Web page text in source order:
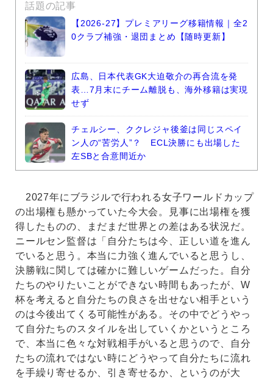
話題の記事
【2026-27】プレミアリーグ移籍情報｜全2
0クラブ補強・退団まとめ【随時更新】
広島、日本代表GK大迫敬介の再合流を発
表…7月末にチーム離脱も、海外移籍は実現
せず
チェルシー、ククレジャ後釜は同じスペイ
ン人の“苦労人”？ ECL決勝にも出場した
左SBと合意間近か
2027年にブラジルで行われる女子ワールドカップ
の出場権も懸かっていた今大会。見事に出場権を獲
得したものの、まだまだ世界との差はある状況だ。
ニールセン監督は「自分たちは今、正しい道を進ん
でいると思う。本当に力強く進んでいると思うし、
決勝戦に関しては確かに難しいゲームだった。自分
たちのやりたいことができない時間もあったが、W
杯を考えると自分たちの良さを出せない相手という
のは今後出てくる可能性がある。その中でどうやっ
て自分たちのスタイルを出していくかというところ
で、本当に色々な対戦相手がいると思うので、自分
たちの流れではない時にどうやって自分たちに流れ
を手繰り寄せるか、引き寄せるか、というのが大